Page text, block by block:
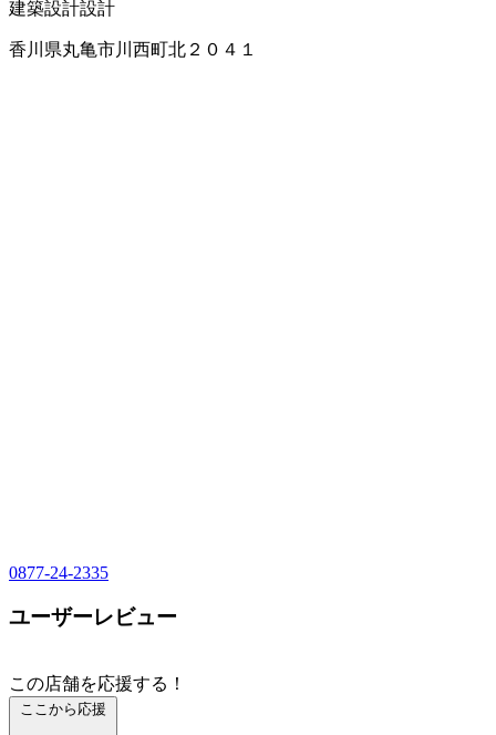
建築設計設計
香川県丸亀市川西町北２０４１
0877-24-2335
ユーザーレビュー
この店舗を応援する！
ここから応援